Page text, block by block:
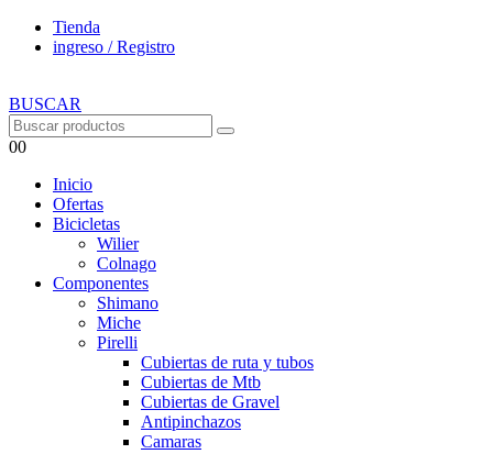
Tienda
ingreso / Registro
BUSCAR
00
Inicio
Ofertas
Bicicletas
Wilier
Colnago
Componentes
Shimano
Miche
Pirelli
Cubiertas de ruta y tubos
Cubiertas de Mtb
Cubiertas de Gravel
Antipinchazos
Camaras